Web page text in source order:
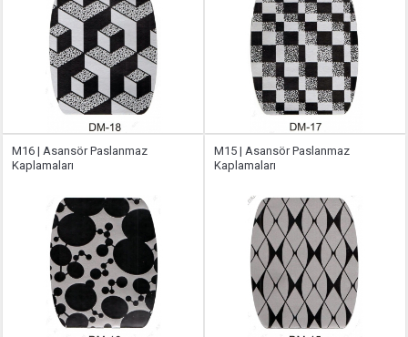
M16 | Asansör Paslanmaz
Kaplamaları
M15 | Asansör Paslanmaz
Kaplamaları